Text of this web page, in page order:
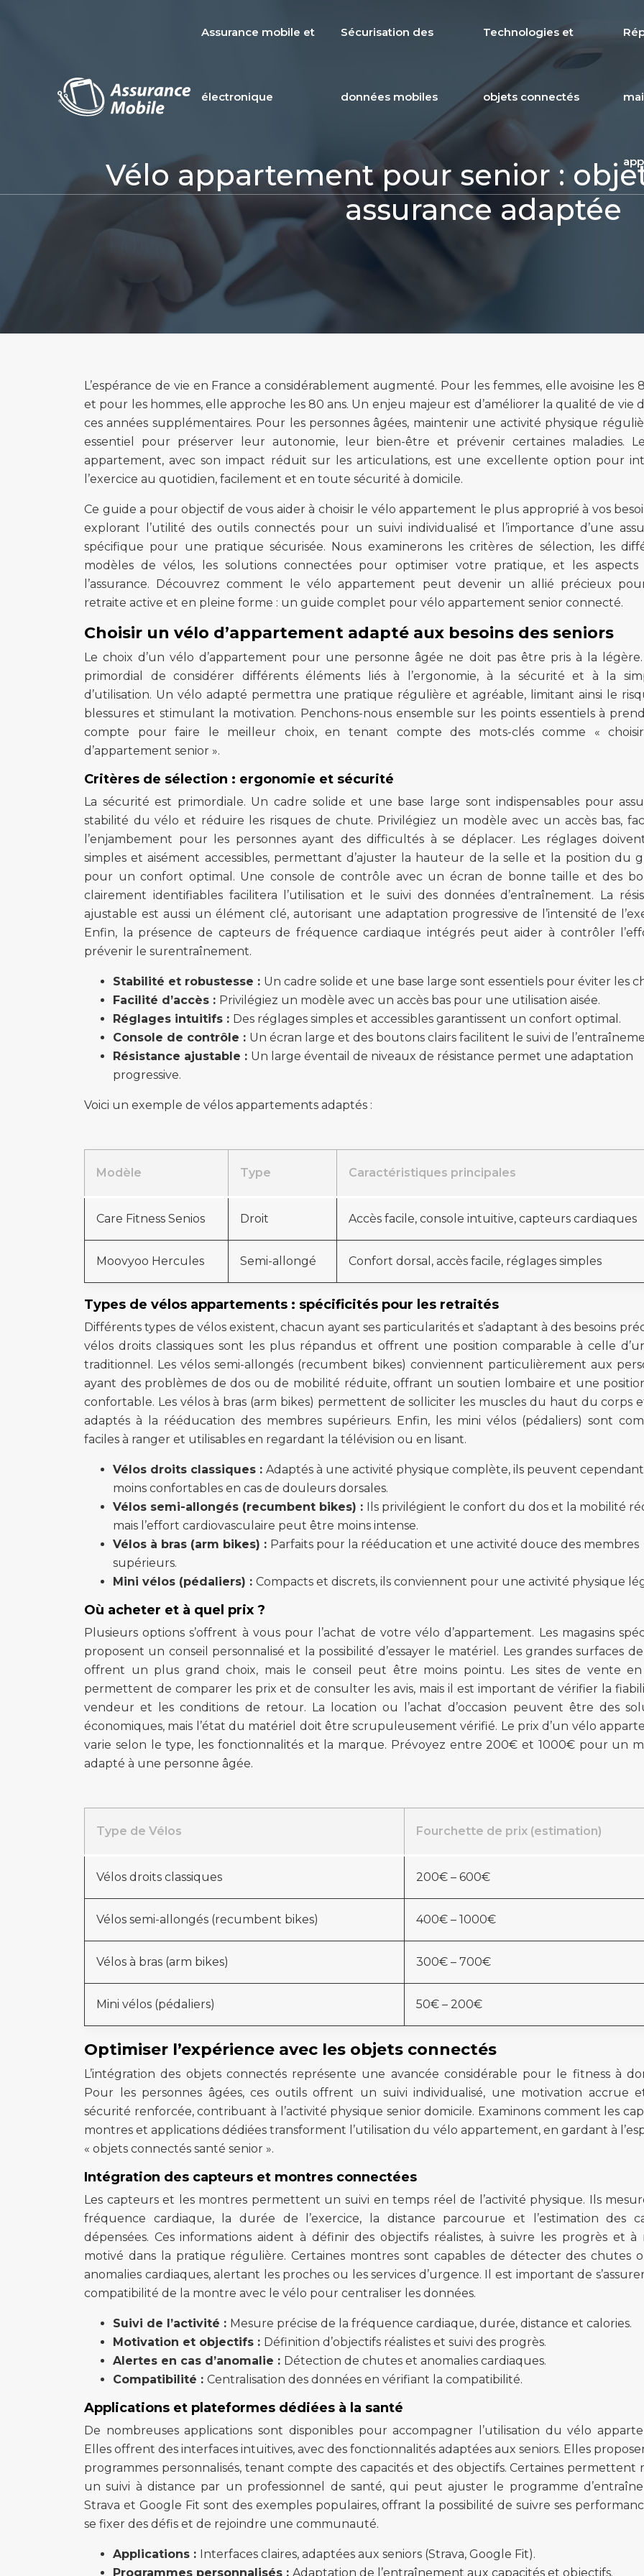
Assurance mobile et
électronique
Sécurisation des
données mobiles
Technologies et
objets connectés
Vélo appartement pour senior :
assurance adaptée
L’espérance de vie en France a considérablement augmenté. Pour les femmes, elle avoisine les
et pour les hommes, elle approche les 80 ans. Un enjeu majeur est d’améliorer la qualité de vie
ces années supplémentaires. Pour les personnes âgées, maintenir une activité physique
essentiel pour préserver leur autonomie, leur bien-être et prévenir certaines maladies.
appartement, avec son impact réduit sur les articulations, est une excellente option pour
l’exercice au quotidien, facilement et en toute sécurité à domicile.
Ce guide a pour objectif de vous aider à choisir le vélo appartement le plus approprié à vos
explorant l’utilité des outils connectés pour un suivi individualisé et l’importance d’une
spécifique pour une pratique sécurisée. Nous examinerons les critères de sélection, les
modèles de vélos, les solutions connectées pour optimiser votre pratique, et les aspects
l’assurance. Découvrez comment le vélo appartement peut devenir un allié précieux
retraite active et en pleine forme : un guide complet pour vélo appartement senior connecté.
Choisir un vélo d’appartement adapté aux besoins des seniors
Le choix d’un vélo d’appartement pour une personne âgée ne doit pas être pris à la
primordial de considérer différents éléments liés à l’ergonomie, à la sécurité et à la
d’utilisation. Un vélo adapté permettra une pratique régulière et agréable, limitant ainsi le
blessures et stimulant la motivation. Penchons-nous ensemble sur les points essentiels à
compte pour faire le meilleur choix, en tenant compte des mots-clés comme «
d’appartement senior ».
Critères de sélection : ergonomie et sécurité
La sécurité est primordiale. Un cadre solide et une base large sont indispensables pour
stabilité du vélo et réduire les risques de chute. Privilégiez un modèle avec un accès bas,
l’enjambement pour les personnes ayant des difficultés à se déplacer. Les réglages
simples et aisément accessibles, permettant d’ajuster la hauteur de la selle et la position du
pour un confort optimal. Une console de contrôle avec un écran de bonne taille et des
clairement identifiables facilitera l’utilisation et le suivi des données d’entraînement. La
ajustable est aussi un élément clé, autorisant une adaptation progressive de l’intensité de
Enfin, la présence de capteurs de fréquence cardiaque intégrés peut aider à contrôler
prévenir le surentraînement.
Stabilité et robustesse : Un cadre solide et une base large sont essentiels pour éviter les
Facilité d’accès : Privilégiez un modèle avec un accès bas pour une utilisation aisée.
Réglages intuitifs : Des réglages simples et accessibles garantissent un confort optimal.
Console de contrôle : Un écran large et des boutons clairs facilitent le suivi de
Résistance ajustable : Un large éventail de niveaux de résistance permet une adaptation
progressive.
Voici un exemple de vélos appartements adaptés :
Modèle Type Caractéristiques principales
Care Fitness Senios Droit Accès facile, console intuitive, capteurs cardiaques
Moovyoo Hercules Semi-allongé Confort dorsal, accès facile, réglages simples
Types de vélos appartements : spécificités pour les retraités
Différents types de vélos existent, chacun ayant ses particularités et s’adaptant à des besoins
vélos droits classiques sont les plus répandus et offrent une position comparable à celle
traditionnel. Les vélos semi-allongés (recumbent bikes) conviennent particulièrement aux
ayant des problèmes de dos ou de mobilité réduite, offrant un soutien lombaire et une
confortable. Les vélos à bras (arm bikes) permettent de solliciter les muscles du haut du corps
adaptés à la rééducation des membres supérieurs. Enfin, les mini vélos (pédaliers) sont
faciles à ranger et utilisables en regardant la télévision ou en lisant.
Vélos droits classiques : Adaptés à une activité physique complète, ils peuvent
moins confortables en cas de douleurs dorsales.
Vélos semi-allongés (recumbent bikes) : Ils privilégient le confort du dos et la mobilité
mais l’effort cardiovasculaire peut être moins intense.
Vélos à bras (arm bikes) : Parfaits pour la rééducation et une activité douce des membres
supérieurs.
Mini vélos (pédaliers) : Compacts et discrets, ils conviennent pour une activité physique
Où acheter et à quel prix ?
Plusieurs options s’offrent à vous pour l’achat de votre vélo d’appartement. Les magasins
proposent un conseil personnalisé et la possibilité d’essayer le matériel. Les grandes surfaces
offrent un plus grand choix, mais le conseil peut être moins pointu. Les sites de vente
permettent de comparer les prix et de consulter les avis, mais il est important de vérifier la
vendeur et les conditions de retour. La location ou l’achat d’occasion peuvent être des
économiques, mais l’état du matériel doit être scrupuleusement vérifié. Le prix d’un vélo
varie selon le type, les fonctionnalités et la marque. Prévoyez entre 200€ et 1000€ pour un
adapté à une personne âgée.
Type de Vélos Fourchette de prix (estimation)
Vélos droits classiques 200€ – 600€
Vélos semi-allongés (recumbent bikes) 400€ – 1000€
Vélos à bras (arm bikes) 300€ – 700€
Mini vélos (pédaliers) 50€ – 200€
Optimiser l’expérience avec les objets connectés
L’intégration des objets connectés représente une avancée considérable pour le fitness à
Pour les personnes âgées, ces outils offrent un suivi individualisé, une motivation accrue
sécurité renforcée, contribuant à l’activité physique senior domicile. Examinons comment les
montres et applications dédiées transforment l’utilisation du vélo appartement, en gardant à
« objets connectés santé senior ».
Intégration des capteurs et montres connectées
Les capteurs et les montres permettent un suivi en temps réel de l’activité physique. Ils
fréquence cardiaque, la durée de l’exercice, la distance parcourue et l’estimation des
dépensées. Ces informations aident à définir des objectifs réalistes, à suivre les progrès et à
motivé dans la pratique régulière. Certaines montres sont capables de détecter des chutes
anomalies cardiaques, alertant les proches ou les services d’urgence. Il est important de
compatibilité de la montre avec le vélo pour centraliser les données.
Suivi de l’activité : Mesure précise de la fréquence cardiaque, durée, distance et calories.
Motivation et objectifs : Définition d’objectifs réalistes et suivi des progrès.
Alertes en cas d’anomalie : Détection de chutes et anomalies cardiaques.
Compatibilité : Centralisation des données en vérifiant la compatibilité.
Applications et plateformes dédiées à la santé
De nombreuses applications sont disponibles pour accompagner l’utilisation du vélo
Elles offrent des interfaces intuitives, avec des fonctionnalités adaptées aux seniors. Elles
programmes personnalisés, tenant compte des capacités et des objectifs. Certaines permettent
un suivi à distance par un professionnel de santé, qui peut ajuster le programme
Strava et Google Fit sont des exemples populaires, offrant la possibilité de suivre ses
se fixer des défis et de rejoindre une communauté.
Applications : Interfaces claires, adaptées aux seniors (Strava, Google Fit).
Programmes personnalisés : Adaptation de l’entraînement aux capacités et objectifs.